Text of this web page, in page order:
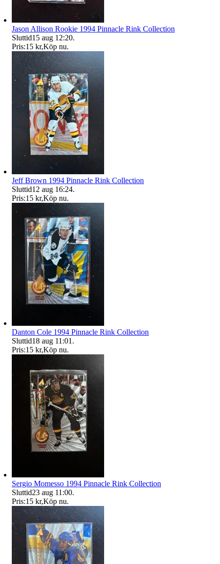
Jason Allison Rookie 1994 Pinnacle Rink Collection
Sluttid15 aug 12:20.
Pris:15 kr,Köp nu.
Jeff Brown 1994 Pinnacle Rink Collection
Sluttid12 aug 16:24.
Pris:15 kr,Köp nu.
Danton Cole 1994 Pinnacle Rink Collection
Sluttid18 aug 11:01 .
Pris:15 kr,Köp nu.
Sergio Momesso 1994 Pinnacle Rink Collection
Sluttid23 aug 11:00.
Pris:15 kr,Köp nu.